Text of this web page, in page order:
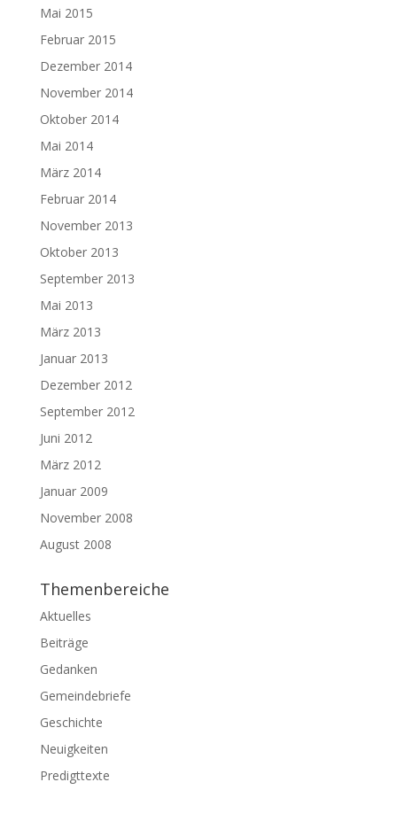
Mai 2015
Februar 2015
Dezember 2014
November 2014
Oktober 2014
Mai 2014
März 2014
Februar 2014
November 2013
Oktober 2013
September 2013
Mai 2013
März 2013
Januar 2013
Dezember 2012
September 2012
Juni 2012
März 2012
Januar 2009
November 2008
August 2008
Themenbereiche
Aktuelles
Beiträge
Gedanken
Gemeindebriefe
Geschichte
Neuigkeiten
Predigttexte